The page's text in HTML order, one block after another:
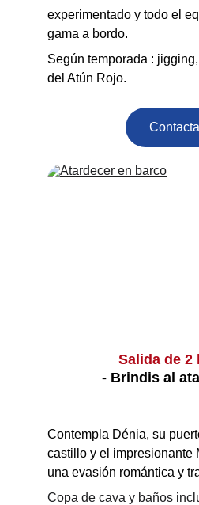
experimentado y todo el
gama a bordo.
Según temporada :
del Atún Rojo.
Salida de 2
- Brindis al
Contempla Dénia, su
castillo y el impresionante
una evasión romántica y
Copa de cava y baños